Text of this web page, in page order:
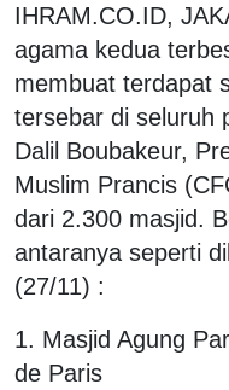
IHRAM.CO.ID,
agama kedua
membuat terdapat
tersebar di seluruh
Dalil Boubakeur,
Muslim Prancis
dari 2.300 masjid.
antaranya seperti
(27/11) :
1. Masjid Agung
de Paris